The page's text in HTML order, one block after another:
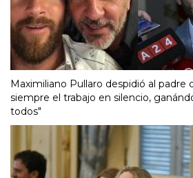
Maximiliano Pullaro despidió al padre
siempre el trabajo en silencio,
todos"